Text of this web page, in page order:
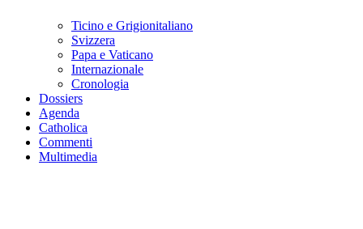
Ticino e Grigionitaliano
Svizzera
Papa e Vaticano
Internazionale
Cronologia
Dossiers
Agenda
Catholica
Commenti
Multimedia